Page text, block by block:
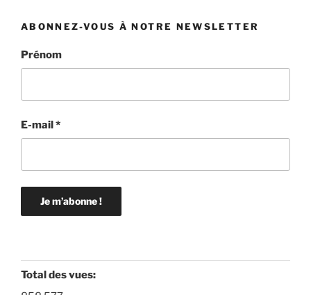
ABONNEZ-VOUS À NOTRE NEWSLETTER
Prénom
E-mail*
Total des vues: